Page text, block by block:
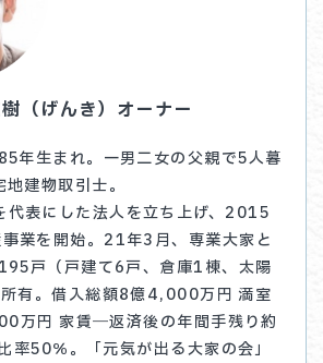
（げんき）オーナー
年生まれ。一男二女の父親で5人暮
建物取引士。
代表にした法人を立ち上げ、2015
業を開始。21年3月、専業大家と
戸（戸建て6戸、倉庫1棟、太陽
有。借入総額8億4,000万円 満室
万円 家賃―返済後の年間手残り約
50％。「元気が出る大家の会」